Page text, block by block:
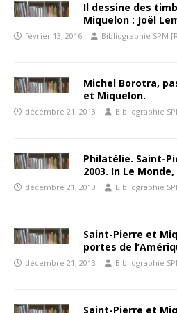
Il dessine des
Miquelon : Joël
février 13, 2016 Bibliographie SPM
Michel Borotra,
et Miquelon.
décembre 21, 2013 Bibliographie
Philatélie. Saint-
2003. In Le
décembre 21, 2013 Bibliographie
Saint-Pierre et
portes de
décembre 21, 2013 Bibliographie
Saint-Pierre et